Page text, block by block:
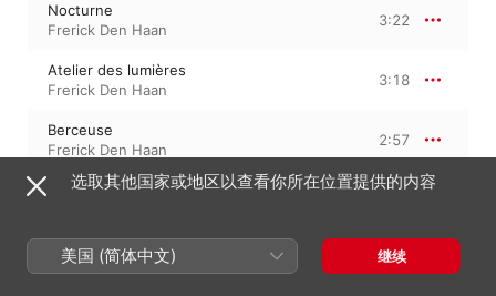
Nocturne
Frerick Den Haan
3:22
Atelier des lumières
Frerick Den Haan
3:18
Berceuse
Frerick Den Haan
2:57
Prélude du printemps
Hypnagogie
Frerick Den Haan
4:44
选取其他国家或地区以查看你所在位置提供的内容
美国 (简体中文) 继续